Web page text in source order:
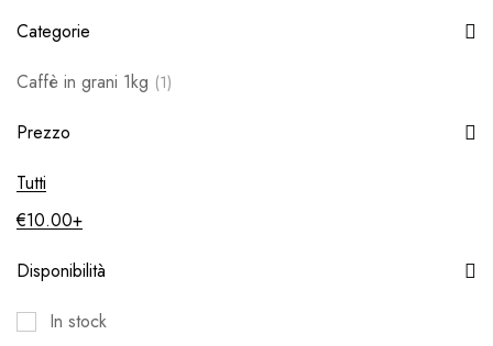
Categorie
Caffè in grani 1kg (1)
Prezzo
Tutti
€10.00+
Disponibilità
In stock